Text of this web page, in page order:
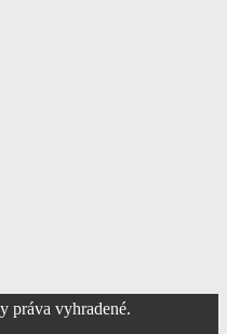
práva vyhradené.